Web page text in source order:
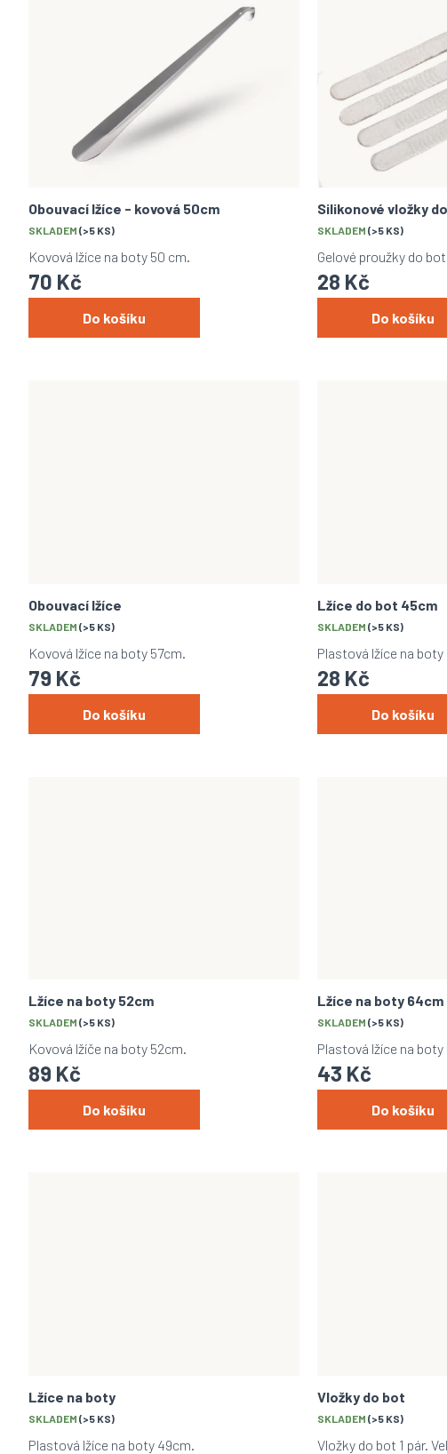
Obouvací lžíce - kovová 50cm
SKLADEM (>5 KS)
70 Kč
Do košíku
Kovová lžíce na boty 50 cm.
Silikonové vložky
SKLADEM (>5 KS)
28 Kč
Do košíku
Gelové proužky do
Obouvací lžíce
SKLADEM (>5 KS)
79 Kč
Do košíku
Kovová lžíce na boty 57cm.
Lžíce do bot 45cm
SKLADEM (>5 KS)
28 Kč
Do košíku
Plastová lžíce na boty
Lžíce na boty 52cm
SKLADEM (>5 KS)
89 Kč
Do košíku
Kovová lžíče na boty 52cm.
Lžíce na boty 64cm
SKLADEM (>5 KS)
43 Kč
Do košíku
Plastová lžíce na
Lžíce na boty
SKLADEM (>5 KS)
Plastová lžíce na boty 49cm.
Vložky do bot
SKLADEM (>5 KS)
Vložky do bot 1 pár.